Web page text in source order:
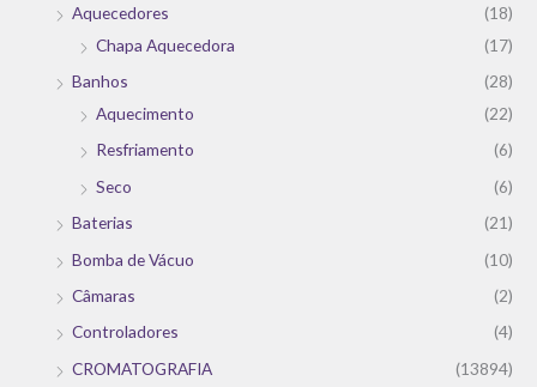
Aquecedores
(18)
Chapa Aquecedora
(17)
Banhos
(28)
Aquecimento
(22)
Resfriamento
(6)
Seco
(6)
Baterias
(21)
Bomba de Vácuo
(10)
Câmaras
(2)
Controladores
(4)
CROMATOGRAFIA
(13894)